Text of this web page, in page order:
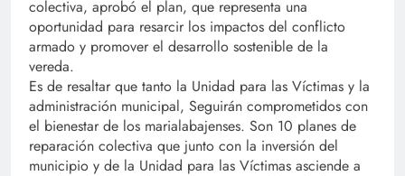
colectiva, aprobó el plan, que representa una
oportunidad para resarcir los impactos del conflicto
armado y promover el desarrollo sostenible de la
vereda.
Es de resaltar que tanto la Unidad para las Víctimas y la
administración municipal, Seguirán comprometidos con
el bienestar de los marialabajenses. Son 10 planes de
reparación colectiva que junto con la inversión del
municipio y de la Unidad para las Víctimas asciende a